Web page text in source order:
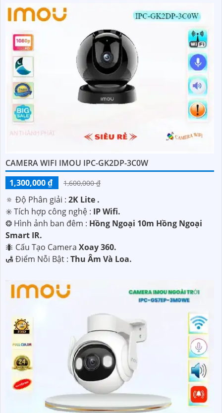
CAMERA WIFI IMOU IPC-GK2DP-3C0W
1,300,000 ₫
1,600,000 ₫
🔅 Độ Phân giải : 2K Lite .
✳️ Tích hợp công nghệ : IP Wifi.
❂ Hình ảnh ban đêm : Hồng Ngoại 10m Hồng Ngoại
Smart IR.
🐜 Cấu Tạo Camera Xoay 360.
️🛃 Điểm Nỗi Bật : Thu Âm Và Loa.